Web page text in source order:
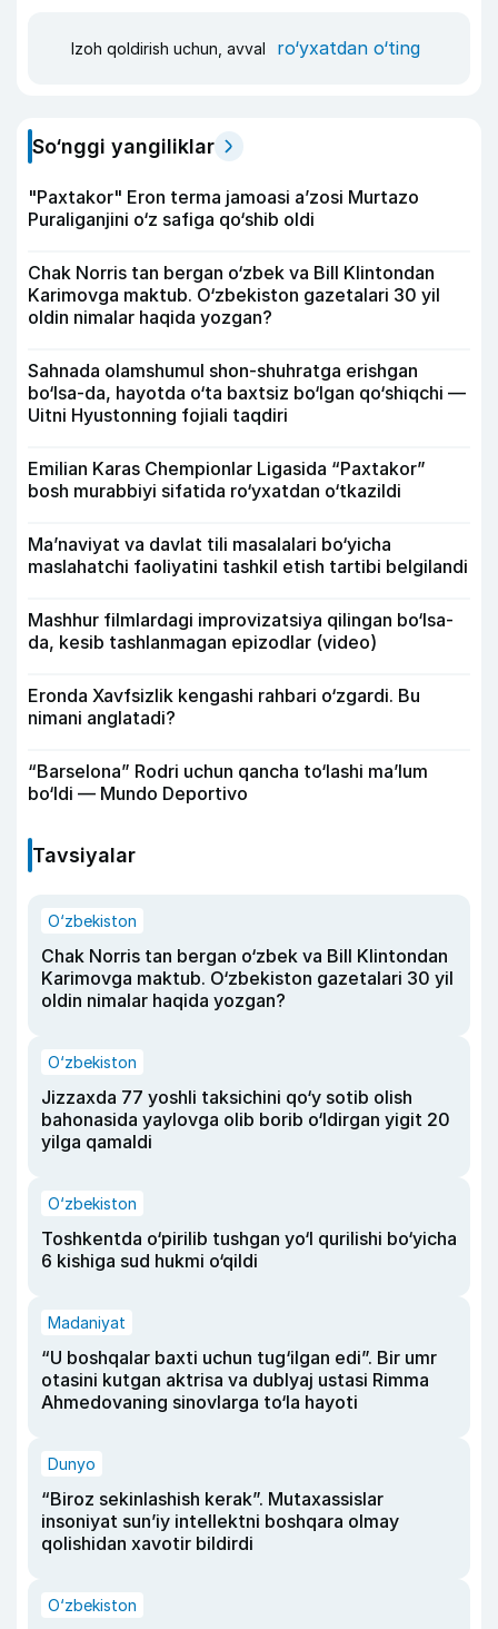
Izoh qoldirish uchun, avval ro‘yxatdan o‘ting
So‘nggi yangiliklar
"Paxtakor" Eron terma jamoasi a’zosi Murtazo
Puraliganjini o‘z safiga qo‘shib oldi
Chak Norris tan bergan o‘zbek va Bill Klintondan
Karimovga maktub. O‘zbekiston gazetalari 30 yil
oldin nimalar haqida yozgan?
Sahnada olamshumul shon-shuhratga erishgan
bo‘lsa-da, hayotda o‘ta baxtsiz bo‘lgan qo‘shiqchi —
Uitni Hyustonning fojiali taqdiri
Emilian Karas Chempionlar Ligasida “Paxtakor”
bosh murabbiyi sifatida ro‘yxatdan o‘tkazildi
Ma’naviyat va davlat tili masalalari bo‘yicha
maslahatchi faoliyatini tashkil etish tartibi belgilandi
Mashhur filmlardagi improvizatsiya qilingan bo‘lsa-
da, kesib tashlanmagan epizodlar (video)
Eronda Xavfsizlik kengashi rahbari o‘zgardi. Bu
nimani anglatadi?
“Barselona” Rodri uchun qancha to‘lashi ma’lum
bo‘ldi — Mundo Deportivo
Tavsiyalar
O‘zbekiston
Chak Norris tan bergan o‘zbek va Bill Klintondan
Karimovga maktub. O‘zbekiston gazetalari 30 yil
oldin nimalar haqida yozgan?
O‘zbekiston
Jizzaxda 77 yoshli taksichini qo‘y sotib olish
bahonasida yaylovga olib borib o‘ldirgan yigit 20
yilga qamaldi
O‘zbekiston
Toshkentda o‘pirilib tushgan yo‘l qurilishi bo‘yicha
6 kishiga sud hukmi o‘qildi
Madaniyat
“U boshqalar baxti uchun tug‘ilgan edi”. Bir umr
otasini kutgan aktrisa va dublyaj ustasi Rimma
Ahmedovaning sinovlarga to‘la hayoti
Dunyo
“Biroz sekinlashish kerak”. Mutaxassislar
insoniyat sun’iy intellektni boshqara olmay
qolishidan xavotir bildirdi
O‘zbekiston